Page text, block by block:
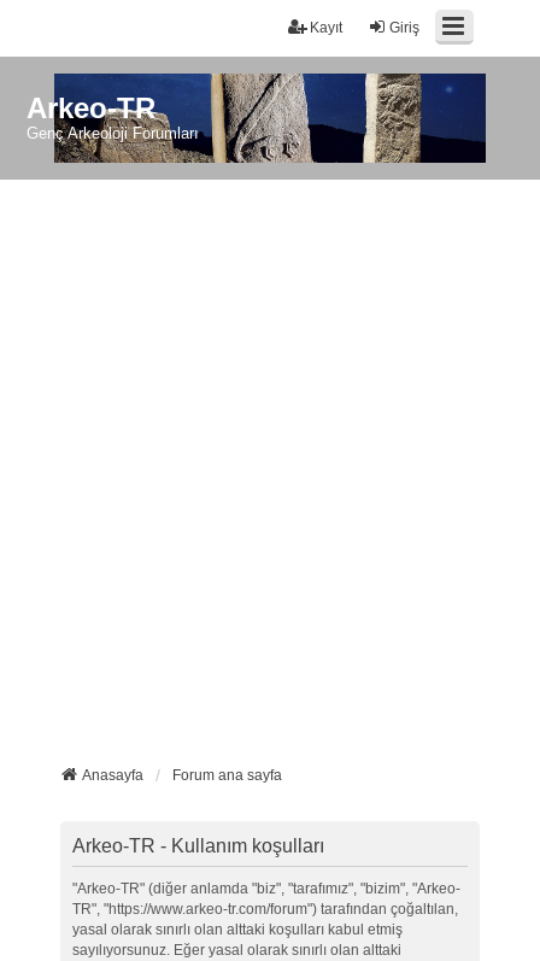
Giriş
Kayıt
Arkeo-TR
Genç Arkeoloji Forumları
Anasayfa Forum ana sayfa
Arkeo-TR - Kullanım koşulları
"Arkeo-TR" (diğer anlamda "biz", "tarafımız", "bizim", "Arkeo-
TR", "https://www.arkeo-tr.com/forum") tarafından çoğaltılan,
yasal olarak sınırlı olan alttaki koşulları kabul etmiş
sayılıyorsunuz. Eğer yasal olarak sınırlı olan alttaki